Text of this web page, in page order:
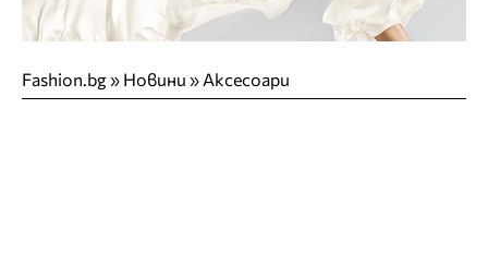
Fashion.bg» Новини » Аксесоари